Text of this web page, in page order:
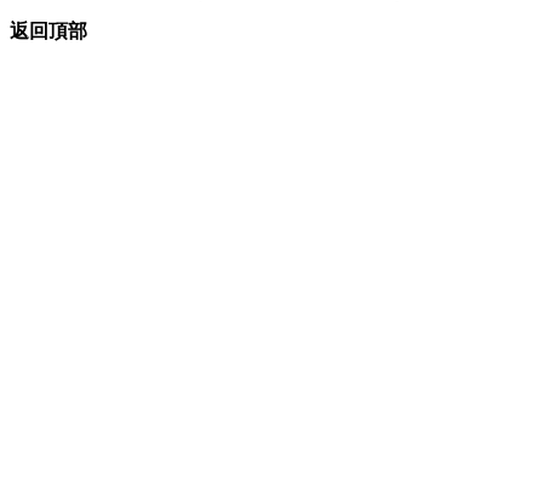
返回頂部